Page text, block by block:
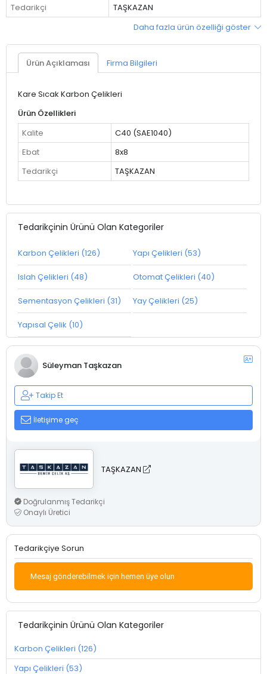
Tedarikçi
TAŞKAZAN
Daha fazla ürün özelliği göster
Ürün Açıklaması Firma Bilgileri
Kare Sıcak Karbon Çelikleri
Ürün Özellikleri
Kalite
C40 (SAE1040)
Ebat
8x8
Tedarikçi
TAŞKAZAN
Tedarikçinin Ürünü Olan Kategoriler
Karbon Çelikleri (126) Yapı Çelikleri (53)
Islah Çelikleri (48) Otomat Çelikleri (40)
Sementasyon Çelikleri (31) Yay Çelikleri (25)
Yapısal Çelik (10)
Süleyman Taşkazan
Takip Et
İletişime geç
TAŞKAZAN
Doğrulanmış Tedarikçi
Onaylı Üretici
Tedarikçiye Sorun
Mesaj gönderebilmek için hemen üye olun
Tedarikçinin Ürünü Olan Kategoriler
Karbon Çelikleri (126)
Yapı Çelikleri (53)